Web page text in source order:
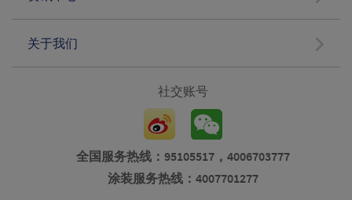
关于我们
社交账号
全国服务热线：95105517，4006703777
涂装服务热线：4007701277